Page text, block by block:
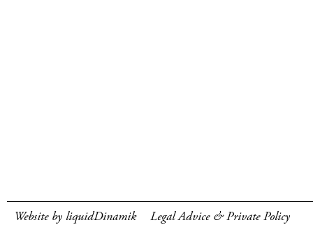
Website by liquidDinamik Legal Advice & Private Policy